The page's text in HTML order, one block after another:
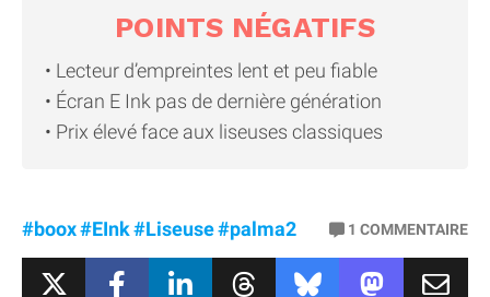
POINTS NÉGATIFS
Lecteur d’empreintes lent et peu fiable
Écran E Ink pas de dernière génération
Prix élevé face aux liseuses classiques
#boox#EInk#Liseuse#palma2 1 COMMENTAIRE